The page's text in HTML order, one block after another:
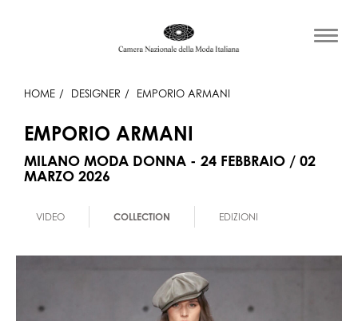
HOME DESIGNER EMPORIO ARMANI
EMPORIO ARMANI
MILANO MODA DONNA - 24 FEBBRAIO / 02
MARZO 2026
VIDEO COLLECTION EDIZIONI